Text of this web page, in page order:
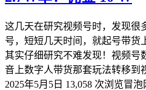
这几天在研究视频号时，发现很
号，短短几天时间，就起号带货
其实仔细研究不难发现！视频号
音上数字人带货那套玩法转移到
2025年5月5日 13,058 次浏览冒泡